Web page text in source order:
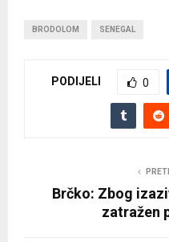
BRODOLOM SENEGAL
PODIJELI 0
Brčko: Zbog
zatražen